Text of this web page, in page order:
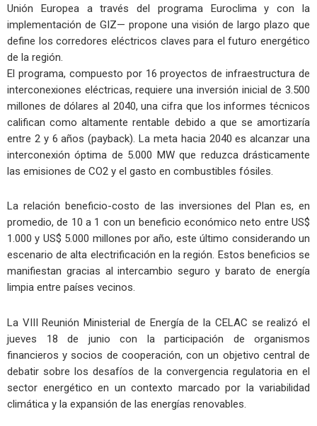
Unión Europea a través del programa Euroclima y con la
implementación de GIZ— propone una visión de largo plazo que
define los corredores eléctricos claves para el futuro energético
de la región.
El programa, compuesto por 16 proyectos de infraestructura de
interconexiones eléctricas, requiere una inversión inicial de 3.500
millones de dólares al 2040, una cifra que los informes técnicos
califican como altamente rentable debido a que se amortizaría
entre 2 y 6 años (payback). La meta hacia 2040 es alcanzar una
interconexión óptima de 5.000 MW que reduzca drásticamente
las emisiones de CO2 y el gasto en combustibles fósiles.
La relación beneficio-costo de las inversiones del Plan es, en
promedio, de 10 a 1 con un beneficio económico neto entre US$
1.000 y US$ 5.000 millones por año, este último considerando un
escenario de alta electrificación en la región. Estos beneficios se
manifiestan gracias al intercambio seguro y barato de energía
limpia entre países vecinos.
La VIII Reunión Ministerial de Energía de la CELAC se realizó el
jueves 18 de junio con la participación de organismos
financieros y socios de cooperación, con un objetivo central de
debatir sobre los desafíos de la convergencia regulatoria en el
sector energético en un contexto marcado por la variabilidad
climática y la expansión de las energías renovables.